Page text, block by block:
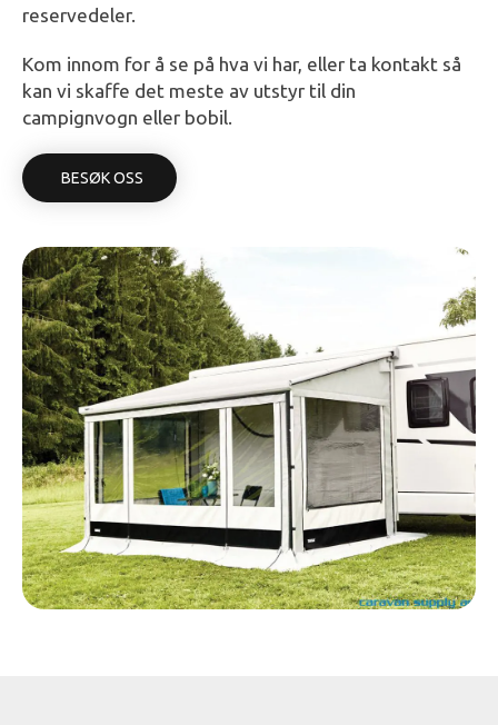
reservedeler.
Kom innom for å se på hva vi har, eller ta kontakt så
kan vi skaffe det meste av utstyr til din
campignvogn eller bobil.
BESØK OSS